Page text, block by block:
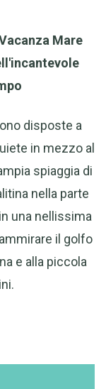
Mare
disposte a
in mezzo al
spiaggia di
nella parte
una nellissima
il golfo
e alla piccola